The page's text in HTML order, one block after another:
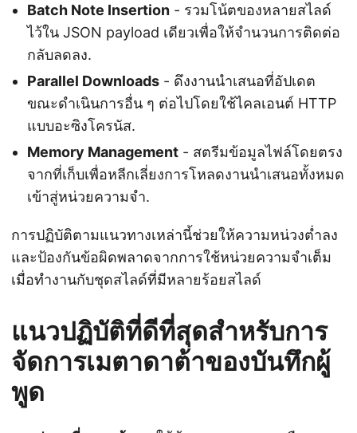
Batch Note Insertion - รวมโน้ตของหลายสไลด์
ไว้ใน JSON payload เดียวเพื่อให้จำนวนการติดต่อ
กลับลดลง.
Parallel Downloads - ดึงงานนำเสนอที่อัปเดต
ขณะดำเนินการอื่น ๆ ต่อไปโดยใช้ไคลเอนต์ HTTP
แบบอะซิงโครนัส.
Memory Management - สตรีมข้อมูลไฟล์โดยตรง
จากที่เก็บเพื่อหลีกเลี่ยงการโหลดงานนำเสนอทั้งหมด
เข้าสู่หน่วยความจำ.
การปฏิบัติตามแนวทางเหล่านี้ช่วยให้ความหน่วงต่ำลง
และป้องกันข้อผิดพลาดจากการใช้หน่วยความจำเต็ม
เมื่อทำงานกับชุดสไลด์ที่มีหลายร้อยสไลด์
แนวปฏิบัติที่ดีที่สุดสำหรับการ
จัดการเมตาดาต้าของบันทึกผู้
พูด